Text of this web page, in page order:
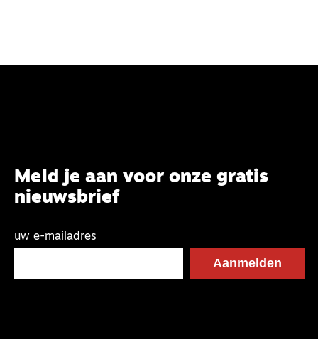
Meld je aan voor onze gratis
nieuwsbrief
uw e-mailadres